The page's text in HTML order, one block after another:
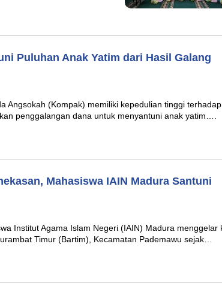
Puluhan Anak Yatim dari Hasil Galang
Angsokah (Kompak) memiliki kepedulian tinggi
penggalangan dana untuk menyantuni anak yatim….
Mahasiswa IAIN Madura Santuni
Institut Agama Islam Negeri (IAIN) Madura menggelar
Timur (Bartim), Kecamatan Pademawu sejak…